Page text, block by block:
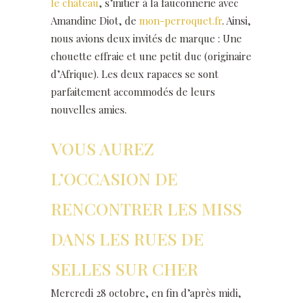
le château, s’initier à la fauconnerie avec
Amandine Diot, de mon-perroquet.fr. Ainsi,
nous avions deux invités de marque : Une
chouette effraie et une petit duc (originaire
d’Afrique). Les deux rapaces se sont
parfaitement accommodés de leurs
nouvelles amies.
VOUS AUREZ
L’OCCASION DE
RENCONTRER LES MISS
DANS LES RUES DE
SELLES SUR CHER
Mercredi 28 octobre, en fin d’après midi,